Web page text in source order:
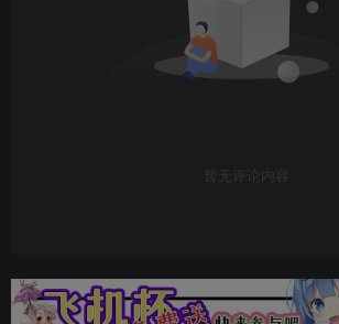
暂无评论内容